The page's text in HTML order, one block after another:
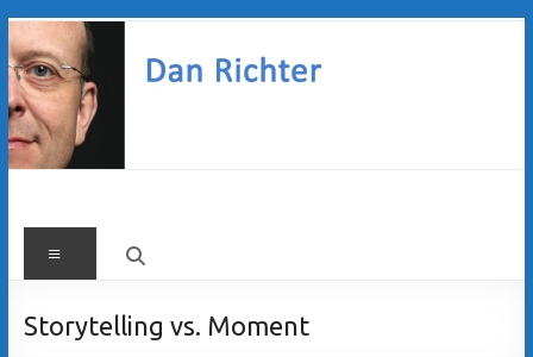
Zum
Inhalt
springen
Dan
Richter
Menü
Storytelling vs. Moment